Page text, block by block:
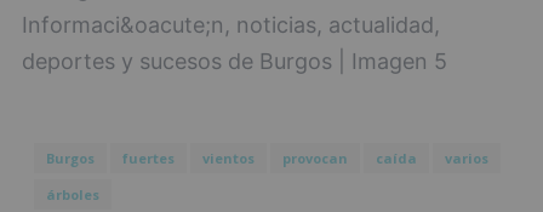
Burgos fuertes vientos provocan caída
varios
árboles